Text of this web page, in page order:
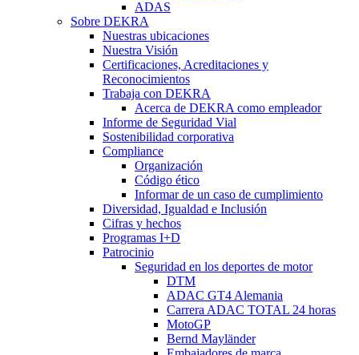
ADAS
Sobre DEKRA
Nuestras ubicaciones
Nuestra Visión
Certificaciones, Acreditaciones y
Reconocimientos
Trabaja con DEKRA
Acerca de DEKRA como empleador
Informe de Seguridad Vial
Sostenibilidad corporativa
Compliance
Organización
Código ético
Informar de un caso de cumplimiento
Diversidad, Igualdad e Inclusión
Cifras y hechos
Programas I+D
Patrocinio
Seguridad en los deportes de motor
DTM
ADAC GT4 Alemania
Carrera ADAC TOTAL 24 horas
MotoGP
Bernd Mayländer